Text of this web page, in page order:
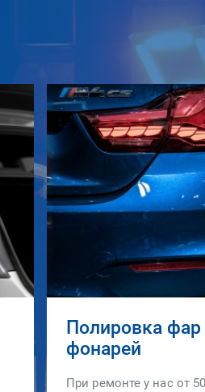
Полировка фар
фонарей
При ремонте у нас от